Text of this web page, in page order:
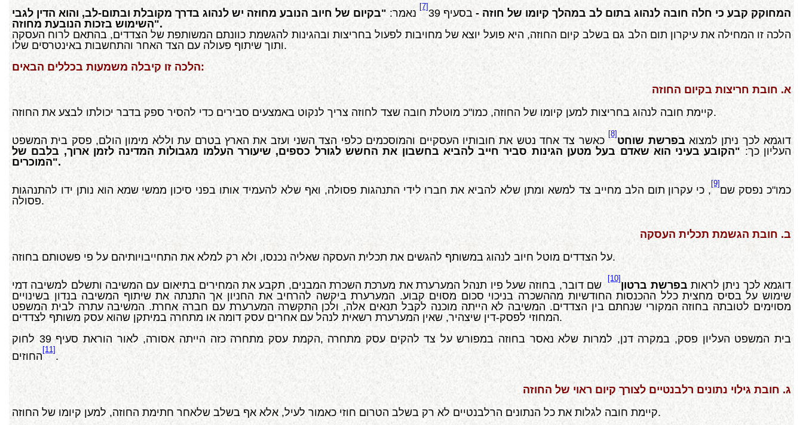
המחוקק קבע כי חלה חובה לנהוג בתום לב במהלך קיומו של חוזה - בסעיף 39
[7]
נאמר: "בקיום של חיוב הנובע מחוזה יש לנהוג בדרך מקובלת ובתום-לב, והוא הדין לגבי
השימוש בזכות הנובעת מחוזה".
הלכה זו המחילה את עיקרון תום הלב גם בשלב קיום החוזה, היא פועל יוצא של מחויבות לפעול בחריצות ובהגינות להגשמת כוונתם המשותפת של הצדדים, בהתאם לרוח העסקה
ותוך שיתוף פעולה עם הצד האחר והתחשבות באינטרסים שלו.
הלכה זו קיבלה משמעות בכללים הבאים:
א. חובת חריצות בקיום החוזה
קיימת חובה לנהוג בחריצות למען קיומו של החוזה, כמו"כ מוטלת חובה שצד לחוזה צריך לנקוט באמצעים סבירים כדי להסיר ספק בדבר יכולתו לבצע את החוזה.
דוגמא לכך ניתן למצוא בפרשת שוחט
[8]
כאשר צד אחד נטש את חובותיו העסקיים והמוסכמים כלפי הצד השני ועזב את הארץ בטרם עת וללא מימון הולם, פסק בית המשפט
העליון כך: "הקובע בעיני הוא שאדם בעל מטען הגינות סביר חייב להביא בחשבון את החשש לגורל כספים, שיעורר העלמו מגבולות המדינה לזמן ארוך, בלבם של
המוכרים".
כמו"כ נפסק שם
[9]
, כי עקרון תום הלב מחייב צד למשא ומתן שלא להביא את חברו לידי התנהגות פסולה, ואף שלא להעמיד אותו בפני סיכון ממשי שמא הוא נותן ידו להתנהגות
פסולה.
ב. חובת הגשמת תכלית העסקה
על הצדדים מוטל חיוב לנהוג במשותף להגשים את תכלית העסקה שאליה נכנסו, ולא רק למלא את התחייבויותיהם על פי פשטותם בחוזה.
דוגמא לכך ניתן לראות בפרשת ברטון
[10]
שם דובר, בחוזה שעל פיו תנהל המערערת את מערכת השכרת המבנים, תקבע את המחירים בתיאום עם המשיבה ותשלם למשיבה דמי
שימוש על בסיס מחצית כלל ההכנסות החודשיות מההשכרה בניכוי סכום מסוים קבוע. המערערת ביקשה להרחיב את החניון אך התנתה את שיתוף המשיבה בנדון בשינויים
מסוימים לטובתה בחוזה המקורי שנחתם בין הצדדים. המשיבה לא הייתה מוכנה לקבל תנאים אלה, ולכן התקשרה המערערת עם חברה אחרת. המשיבה עתרה לבית המשפט
המחוזי לפסק-דין שיצהיר, שאין המערערת רשאית לנהל עם אחרים עסק דומה או מתחרה במיתקן שהוא עסק משותף לצדדים.
בית המשפט העליון פסק, במקרה דנן, למרות שלא נאסר בחוזה במפורש על צד להקים עסק מתחרה ,
הקמת עסק מתחרה כזה הייתה אסורה, לאור הוראת סעיף 39 לחוק
החוזים
[11]
.
ג. חובת גילוי נתונים רלבנטיים לצורך קיום ראוי של החוזה
קיימת חובה לגלות את כל הנתונים הרלבנטיים לא רק בשלב הטרום חוזי כאמור לעיל, אלא אף בשלב שלאחר חתימת החוזה, למען קיומו של החוזה.